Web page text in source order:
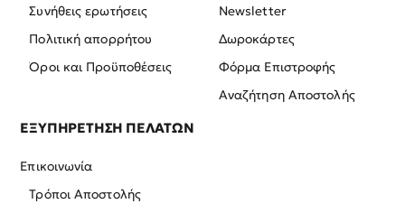
Συνήθεις ερωτήσεις
Πολιτική απορρήτου
Όροι και Προϋποθέσεις
Newsletter
Δωροκάρτες
Φόρμα Επιστροφής
Αναζήτηση Αποστολής
ΕΞΥΠΗΡΕΤΗΣΗ ΠΕΛΑΤΩΝ
Επικοινωνία
Τρόποι Αποστολής